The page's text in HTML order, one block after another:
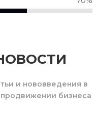
и нововведения в
бизнеса